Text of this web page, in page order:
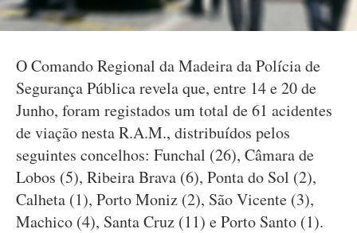
O Comando Regional da Madeira da Polícia de
Segurança Pública revela que, entre 14 e 20 de
Junho, foram registados um total de 61 acidentes
de viação nesta R.A.M., distribuídos pelos
seguintes concelhos: Funchal (26), Câmara de
Lobos (5), Ribeira Brava (6), Ponta do Sol (2),
Calheta (1), Porto Moniz (2), São Vicente (3),
Machico (4), Santa Cruz (11) e Porto Santo (1).